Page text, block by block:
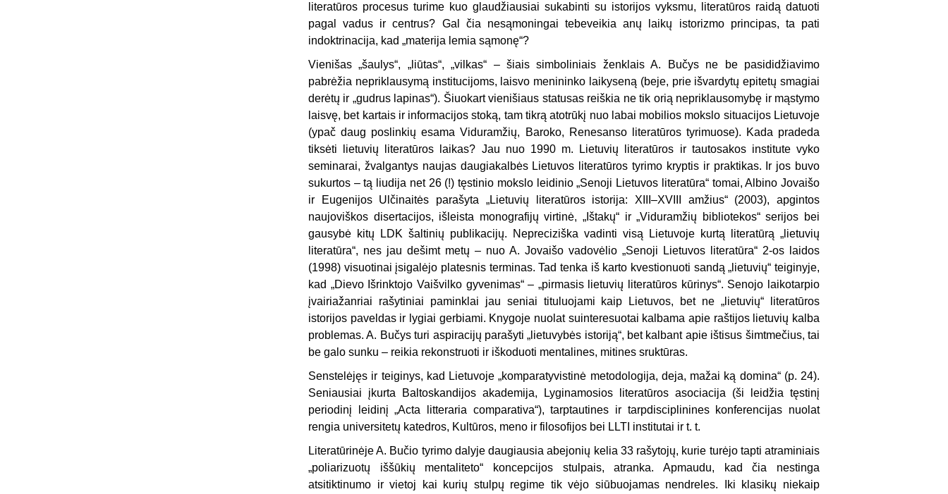
literatūros procesus turime kuo glaudžiausiai sukabinti su istorijos vyksmu, literatūros raidą datuoti
pagal vadus ir centrus? Gal čia nesąmoningai tebeveikia anų laikų istorizmo principas, ta pati
indoktrinacija, kad „materija lemia sąmonę“?
Vienišas „šaulys“, „liūtas“, „vilkas“ – šiais simboliniais ženklais A. Bučys ne be pasididžiavimo
pabrėžia nepriklausymą institucijoms, laisvo menininko laikyseną (beje, prie išvardytų epitetų smagiai
derėtų ir „gudrus lapinas“). Šiuokart vienišiaus statusas reiškia ne tik orią nepriklausomybę ir mąstymo
laisvę, bet kartais ir informacijos stoką, tam tikrą atotrūkį nuo labai mobilios mokslo situacijos Lietuvoje
(ypač daug poslinkių esama Viduramžių, Baroko, Renesanso literatūros tyrimuose). Kada pradeda
tiksėti lietuvių literatūros laikas? Jau nuo 1990 m. Lietuvių literatūros ir tautosakos institute vyko
seminarai, žvalgantys naujas daugiakalbės Lietuvos literatūros tyrimo kryptis ir praktikas. Ir jos buvo
sukurtos – tą liudija net 26 (!) tęstinio mokslo leidinio „Senoji Lietuvos literatūra“ tomai, Albino Jovaišo
ir Eugenijos Ulčinaitės parašyta „Lietuvių literatūros istorija: XIII–XVIII amžius“ (2003), apgintos
naujoviškos disertacijos, išleista monografijų virtinė, „Ištakų“ ir „Viduramžių bibliotekos“ serijos bei
gausybė kitų LDK šaltinių publikacijų. Nepreciziška vadinti visą Lietuvoje kurtą literatūrą „lietuvių
literatūra“, nes jau dešimt metų – nuo A. Jovaišo vadovėlio „Senoji Lietuvos literatūra“ 2-os laidos
(1998) visuotinai įsigalėjo platesnis terminas. Tad tenka iš karto kvestionuoti sandą „lietuvių“ teiginyje,
kad „Dievo Išrinktojo Vaišvilko gyvenimas“ – „pirmasis lietuvių literatūros kūrinys“. Senojo laikotarpio
įvairiažanriai rašytiniai paminklai jau seniai tituluojami kaip Lietuvos, bet ne „lietuvių“ literatūros
istorijos paveldas ir lygiai gerbiami. Knygoje nuolat suinteresuotai kalbama apie raštijos lietuvių kalba
problemas. A. Bučys turi aspiracijų parašyti „lietuvybės istoriją“, bet kalbant apie ištisus šimtmečius, tai
be galo sunku – reikia rekonstruoti ir iškoduoti mentalines, mitines sruktūras.
Senstelėjęs ir teiginys, kad Lietuvoje „komparatyvistinė metodologija, deja, mažai ką domina“ (p. 24).
Seniausiai įkurta Baltoskandijos akademija, Lyginamosios literatūros asociacija (ši leidžia tęstinį
periodinį leidinį „Acta litteraria comparativa“), tarptautines ir tarpdisciplinines konferencijas nuolat
rengia universitetų katedros, Kultūros, meno ir filosofijos bei LLTI institutai ir t. t.
Literatūrinėje A. Bučio tyrimo dalyje daugiausia abejonių kelia 33 rašytojų, kurie turėjo tapti atraminiais
„poliarizuotų iššūkių mentaliteto“ koncepcijos stulpais, atranka. Apmaudu, kad čia nestinga
atsitiktinumo ir vietoj kai kurių stulpų regime tik vėjo siūbuojamas nendreles. Iki klasikų niekaip